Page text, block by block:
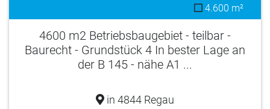
4.600 m²
4600 m2 Betriebsbaugebiet - teilbar -
Baurecht - Grundstück 4 In bester Lage an
der B 145 - nähe A1 ...
in 4844 Regau